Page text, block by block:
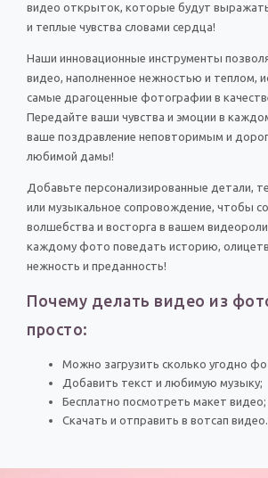
видео открыток, которые будут
и теплые чувства словами сердца!
Наши инновационные инструменты
видео, наполненное нежностью и теплом,
самые драгоценные фотографии в
Передайте ваши чувства и эмоции в
ваше поздравление неповторимым и
любимой дамы!
Добавьте персонализированные детали,
или музыкальное сопровождение, чтобы
волшебства и восторга в вашем
каждому фото поведать историю,
нежность и преданность!
Почему делать видео из
просто:
Можно загрузить сколько угодно
Добавить текст и любимую музыку;
Бесплатно посмотреть макет видео;
Скачать и отправить в вотсап видео.